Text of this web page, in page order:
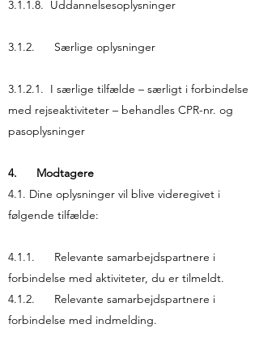
3.1.1.8. Uddannelsesoplysninger
3.1.2. Særlige oplysninger
3.1.2.1. I særlige tilfælde – særligt i forbindelse
med rejseaktiviteter – behandles CPR-nr. og
pasoplysninger
4. Modtagere
4.1. Dine oplysninger vil blive videregivet i
følgende tilfælde:
4.1.1. Relevante samarbejdspartnere i
forbindelse med aktiviteter, du er tilmeldt.
4.1.2. Relevante samarbejdspartnere i
forbindelse med indmelding.